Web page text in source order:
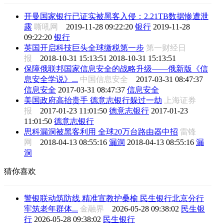
开曼国家银行已证实被黑客入侵：2.21TB数据惨遭泄
露 嘶吼网 2019-11-28 09:22:20 银行 2019-11-28
09:22:20 银行
英国开启科技巨头全球缴税第一步 第一财经日
报 2018-10-31 15:13:51 2018-10-31 15:13:51
保障俄联邦国家信息安全的战略升级——俄新版《信
息安全学说》... 中国信息安全 2017-03-31 08:47:37
信息安全 2017-03-31 08:47:37 信息安全
美国政府高抬贵手 德意志银行躲过一劫
上海证券
报 2017-01-23 11:01:50 德意志银行 2017-01-23
11:01:50 德意志银行
思科漏洞被黑客利用 全球20万台路由器中招 雷锋
网 2018-04-13 08:55:16 漏洞 2018-04-13 08:55:16 漏
洞
猜你喜欢
警银联动筑防线 精准宣教护桑榆 民生银行北京分行
牢筑老年群体... 金融界 2026-05-28 09:38:02 民生银
行 2026-05-28 09:38:02 民生银行